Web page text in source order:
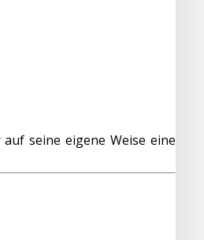
seine eigene Weise eine